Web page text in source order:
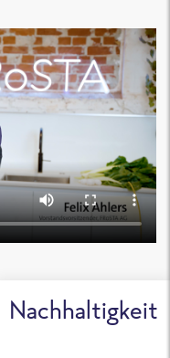
Nachhaltigkeit